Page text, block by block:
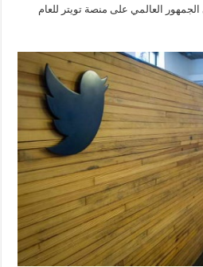
العالمي على منصة تويتر للعام